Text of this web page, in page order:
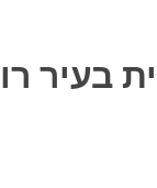
בעיר